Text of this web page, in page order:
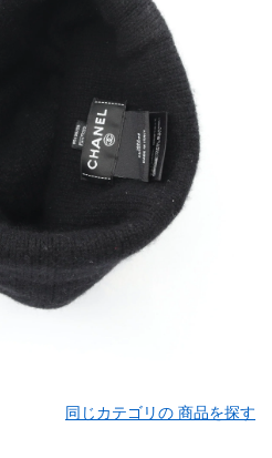
同じカテゴリの 商品を探す